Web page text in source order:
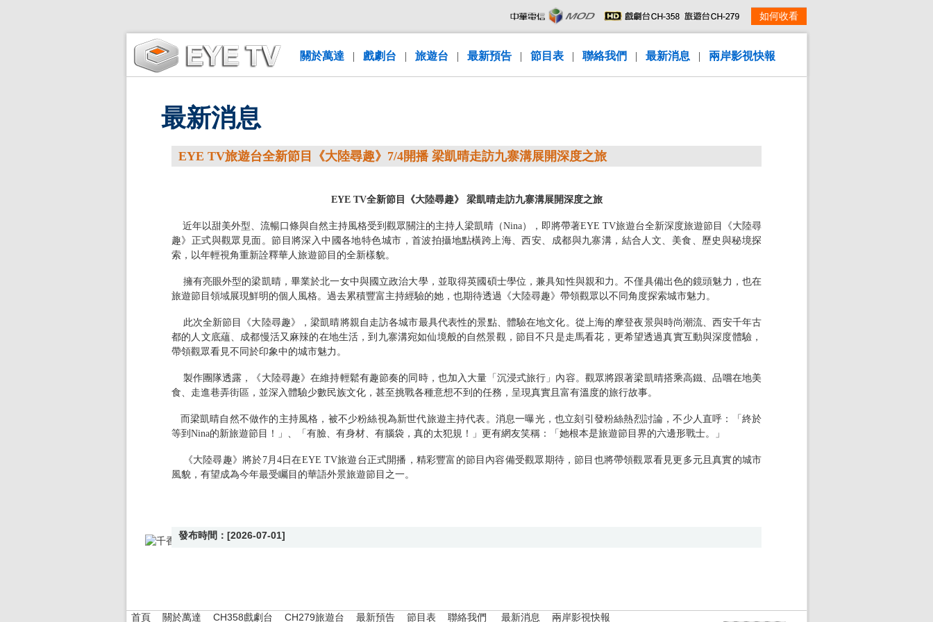
如何收看
關於萬達 | 戲劇台 | 旅遊台 | 最新預告 | 節目表 | 聯絡我們 | 最新消息 | 兩岸影視快報
最新消息
EYE TV旅遊台全新節目《大陸尋趣》7/4開播 梁凱晴走訪九寨溝展開深度之旅
EYE TV全新節目《大陸尋趣》 梁凱晴走訪九寨溝展開深度之旅
近年以甜美外型、流暢口條與自然主持風格受到觀眾關注的主持人梁凱晴（Nina），即將帶著EYE TV旅遊台全新深度旅遊節目《大陸尋
趣》正式與觀眾見面。節目將深入中國各地特色城市，首波拍攝地點橫跨上海、西安、成都與九寨溝，結合人文、美食、歷史與秘境探
索，以年輕視角重新詮釋華人旅遊節目的全新樣貌。
擁有亮眼外型的梁凱晴，畢業於北一女中與國立政治大學，並取得英國碩士學位，兼具知性與親和力。不僅具備出色的鏡頭魅力，也在
旅遊節目領域展現鮮明的個人風格。過去累積豐富主持經驗的她，也期待透過《大陸尋趣》帶領觀眾以不同角度探索城市魅力。
此次全新節目《大陸尋趣》，梁凱晴將親自走訪各城市最具代表性的景點、體驗在地文化。從上海的摩登夜景與時尚潮流、西安千年古
都的人文底蘊、成都慢活又麻辣的在地生活，到九寨溝宛如仙境般的自然景觀，節目不只是走馬看花，更希望透過真實互動與深度體驗，
帶領觀眾看見不同於印象中的城市魅力。
製作團隊透露，《大陸尋趣》在維持輕鬆有趣節奏的同時，也加入大量「沉浸式旅行」內容。觀眾將跟著梁凱晴搭乘高鐵、品嚐在地美
食、走進巷弄街區，並深入體驗少數民族文化，甚至挑戰各種意想不到的任務，呈現真實且富有溫度的旅行故事。
而梁凱晴自然不做作的主持風格，被不少粉絲視為新世代旅遊主持代表。消息一曝光，也立刻引發粉絲熱烈討論，不少人直呼：「終於
等到 Nina的新旅遊節目！」、「有臉、有身材、有腦袋，真的太犯規！」更有網友笑稱：「她根本是旅遊節目界的六邊形戰士。」
《大陸尋趣》將於7月4 日在EYE TV旅遊台正式開播，精彩豐富的節目內容備受觀眾期待，節目也將帶領觀眾看見更多元且真實的城市
風貌，有望成為今年最受矚目的華語外景旅遊節目之一。
發布時間：[2026-07-01]
首頁 關於萬達 CH358戲劇台 CH279旅遊台 最新預告 節目表 聯絡我們 最新消息 兩岸影視快報